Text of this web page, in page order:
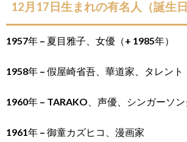
12月17日生まれの有名人（誕生日
1957年 – 夏目雅子、女優（+ 1985年）
1958年 – 假屋崎省吾、華道家、タレント
1960年 – TARAKO、声優、シンガーソ
1961年 – 御童カズヒコ、漫画家